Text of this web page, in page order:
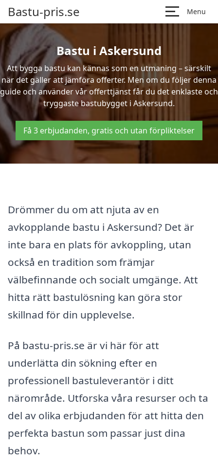
Bastu-pris.se Menu
Bastu i Askersund
Att bygga bastu kan kännas som en utmaning – särskilt
när det gäller att jämföra offerter. Men om du följer denna
guide och använder vår offerttjänst får du det enklaste och
tryggaste bastubygget i Askersund.
Få 3 erbjudanden, gratis och utan förpliktelser
Drömmer du om att njuta av en
avkopplande bastu i Askersund? Det är
inte bara en plats för avkoppling, utan
också en tradition som främjar
välbefinnande och socialt umgänge. Att
hitta rätt bastulösning kan göra stor
skillnad för din upplevelse.
På bastu-pris.se är vi här för att
underlätta din sökning efter en
professionell bastuleverantör i ditt
närområde. Utforska våra resurser och ta
del av olika erbjudanden för att hitta den
perfekta bastun som passar just dina
behov.